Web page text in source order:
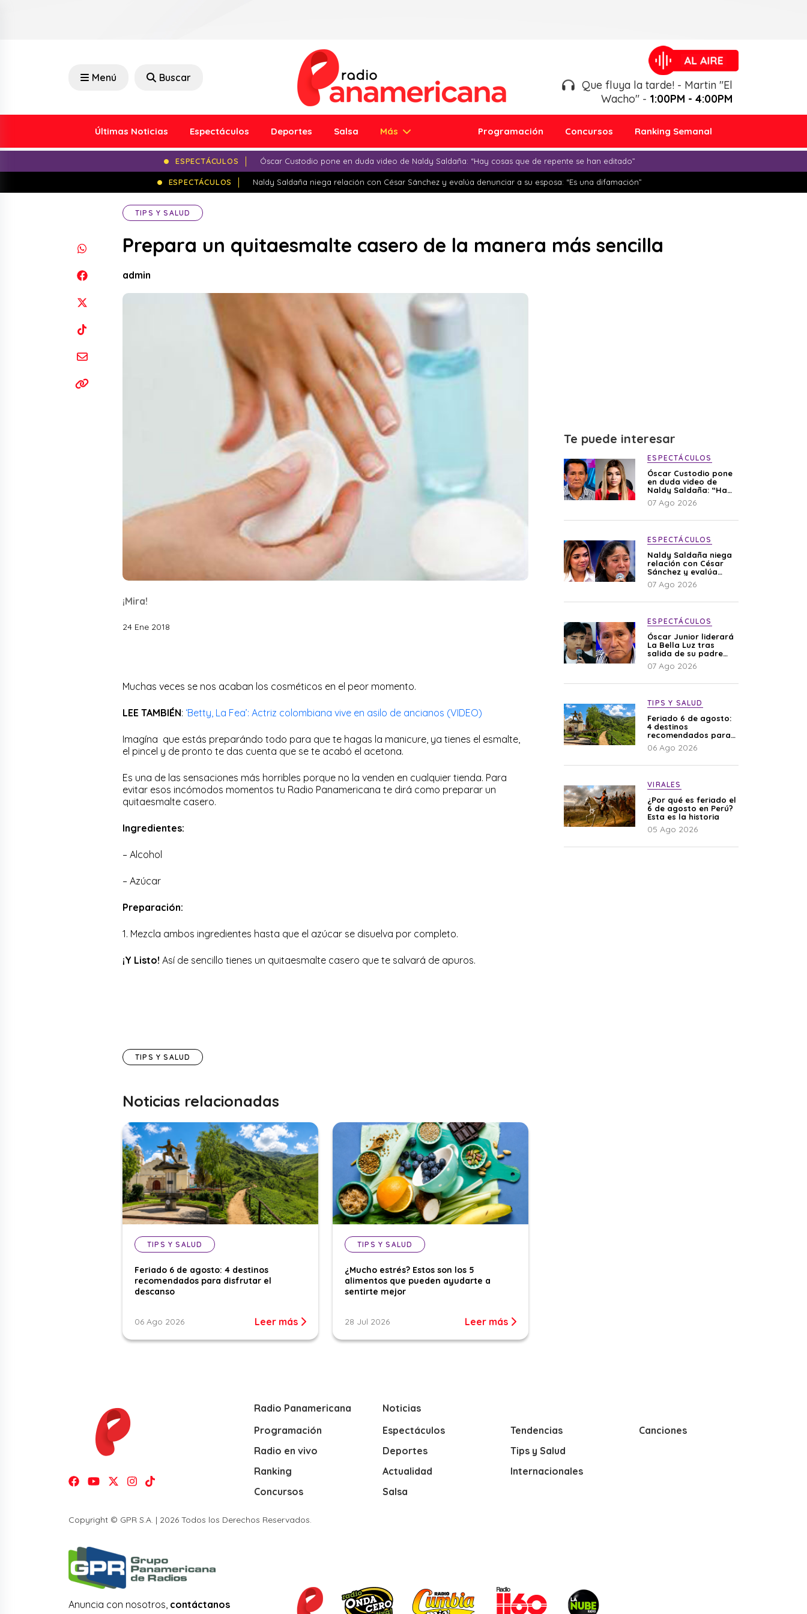
Menú Buscar
Que fluya la tarde! - Martin "El
Wacho" - 1:00PM - 4:00PM
Últimas Noticias Espectáculos Deportes Salsa Más Programación Concursos Ranking Semanal
ESPECTÁCULOS Óscar Custodio pone en duda video de Naldy Saldaña: “Hay cosas que de repente se han editado”
ESPECTÁCULOS Naldy Saldaña niega relación con César Sánchez y evalúa denunciar a su esposa: “Es una difamación”
TIPS Y SALUD
Prepara un quitaesmalte casero de la manera más sencilla
admin
¡Mira!
24 Ene 2018
Muchas veces se nos acaban los cosméticos en el peor momento.
LEE TAMBIÉN: ‘Betty, La Fea’: Actriz colombiana vive en asilo de ancianos (VIDEO)
Imagína que estás preparándo todo para que te hagas la manicure, ya tienes el esmalte,
el pincel y de pronto te das cuenta que se te acabó el acetona.
Es una de las sensaciones más horribles porque no la venden en cualquier tienda. Para
evitar esos incómodos momentos tu Radio Panamericana te dirá como preparar un
quitaesmalte casero.
Ingredientes:
– Alcohol
– Azúcar
Preparación:
1. Mezcla ambos ingredientes hasta que el azúcar se disuelva por completo.
¡Y Listo! Así de sencillo tienes un quitaesmalte casero que te salvará de apuros.
TIPS Y SALUD
Noticias relacionadas
TIPS Y SALUD
Feriado 6 de agosto: 4 destinos
recomendados para disfrutar el
descanso
06 Ago 2026 Leer más
TIPS Y SALUD
¿Mucho estrés? Estos son los 5
alimentos que pueden ayudarte a
sentirte mejor
28 Jul 2026 Leer más
Te puede interesar
ESPECTÁCULOS
Óscar Custodio pone
en duda video de
Naldy Saldaña: “Hay
cosas que de repente
se han editado”
07 Ago 2026
ESPECTÁCULOS
Naldy Saldaña niega
relación con César
Sánchez y evalúa
denunciar a su
esposa: “Es una
07 Ago 2026
ESPECTÁCULOS
Óscar Junior liderará
La Bella Luz tras
salida de su padre
por polémica con
Naldy Saldaña
07 Ago 2026
TIPS Y SALUD
Feriado 6 de agosto:
4 destinos
recomendados para
disfrutar el descanso
06 Ago 2026
VIRALES
¿Por qué es feriado el
6 de agosto en Perú?
Esta es la historia
05 Ago 2026
Radio Panamericana
Programación
Radio en vivo
Ranking
Concursos
Noticias
Espectáculos
Deportes
Actualidad
Salsa
Tendencias
Tips y Salud
Internacionales
Canciones
Copyright © GPR S.A. | 2026 Todos los Derechos Reservados.
Anuncia con nosotros, contáctanos